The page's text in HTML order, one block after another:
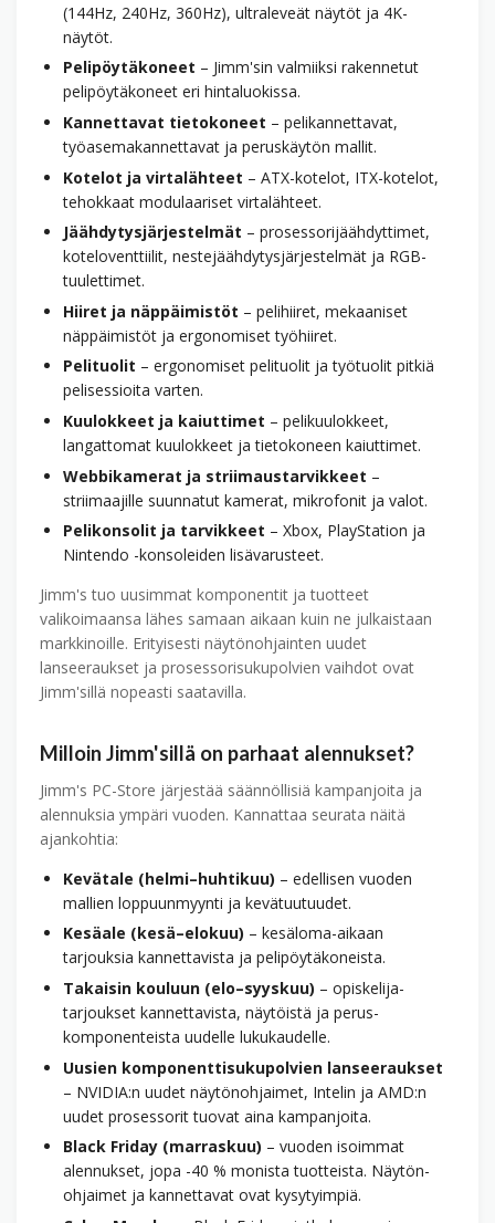
(144Hz, 240Hz, 360Hz), ultra­leveät näytöt ja 4K-
näytöt.
Pelipöytäkoneet – Jimm'sin valmiiksi rakennetut
pelipöytäkoneet eri hinta­luokissa.
Kannettavat tietokoneet – peli­kannettavat,
työasema­kannettavat ja perus­käytön mallit.
Kotelot ja virtalähteet – ATX-kotelot, ITX-kotelot,
tehokkaat modulaariset virtalähteet.
Jäähdytys­järjestelmät – prosessori­jäähdyttimet,
koteloventtiilit, nestejäähdytys­järjestelmät ja RGB-
tuulettimet.
Hiiret ja näppäimistöt – peli­hiiret, mekaaniset
näppäimistöt ja ergonomiset työ­hiiret.
Pelituolit – ergonomiset pelituolit ja työtuolit pitkiä
pelisessioita varten.
Kuulokkeet ja kaiuttimet – pelikuulokkeet,
langattomat kuulokkeet ja tietokoneen kaiuttimet.
Webbi­kamerat ja striimaus­tarvikkeet –
striimaajille suunnatut kamerat, mikrofonit ja valot.
Pelikonsolit ja tarvikkeet – Xbox, PlayStation ja
Nintendo -konsoleiden lisä­varusteet.
Jimm's tuo uusimmat komponentit ja tuotteet
valikoimaansa lähes samaan aikaan kuin ne julkaistaan
markkinoille. Erityisesti näytön­ohjainten uudet
lanseeraukset ja prosessori­sukupolvien vaihdot ovat
Jimm'sillä nopeasti saatavilla.
Milloin Jimm'sillä on parhaat alennukset?
Jimm's PC-Store järjestää säännöllisiä kampanjoita ja
alennuksia ympäri vuoden. Kannattaa seurata näitä
ajankohtia:
Kevätale (helmi–huhtikuu) – edellisen vuoden
mallien loppuunmyynti ja kevät­uutuudet.
Kesäale (kesä–elokuu) – kesäloma-aikaan
tarjouksia kannettavista ja pelipöytäkoneista.
Takaisin kouluun (elo–syyskuu) – opiskelija­
tarjoukset kannettavista, näytöistä ja perus­
komponenteista uudelle lukukaudelle.
Uusien komponentti­sukupolvien lanseeraukset
– NVIDIA:n uudet näytön­ohjaimet, Intelin ja AMD:n
uudet prosessorit tuovat aina kampanjoita.
Black Friday (marraskuu) – vuoden isoimmat
alennukset, jopa -40 % monista tuotteista. Näytön­
ohjaimet ja kannettavat ovat kysytyimpiä.